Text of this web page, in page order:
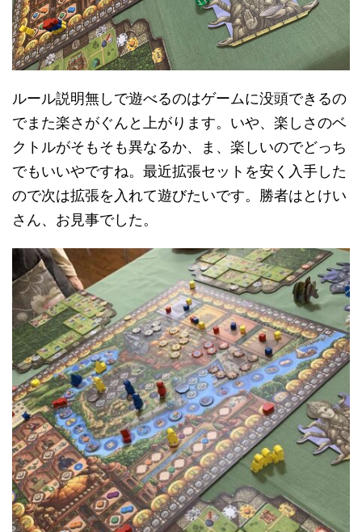
ルール説明無しで遊べるのはゲームに没頭できるの
でまた楽さがぐんと上がります。いや、楽しさのベ
クトルがそもそも異なるか、ま、楽しいのでどっち
でもいいやですね。最近拡張セットを安く入手した
ので次は拡張を入れて遊びたいです。勝者はとけい
さん、お見事でした。